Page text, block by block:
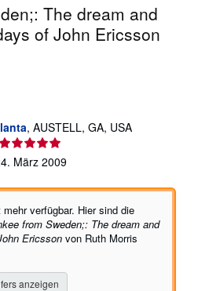
The dream and
of John Ericsson
, AUSTELL, GA, USA
Verkäuferbewertung
März 2009
verfügbar. Hier sind die
from Sweden;: The dream and
Ericsson von Ruth Morris
anzeigen